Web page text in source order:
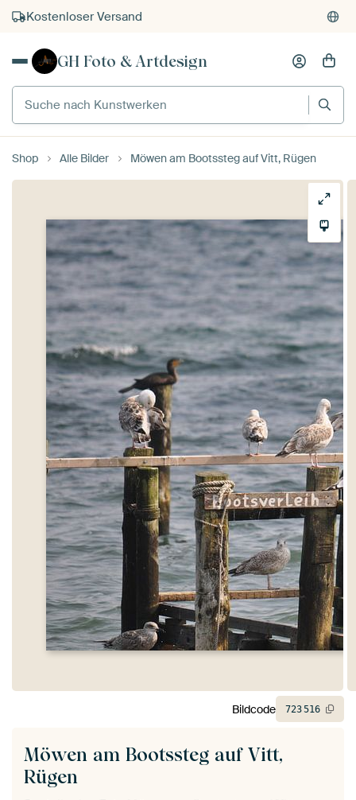
Kostenloser Versand
Kauf auf Rechnung
GH Foto & Artdesign
Suche nach Kunstwerken
Shop Alle Bilder Möwen am Bootssteg auf Vitt, Rügen
Möwen am Bootssteg auf Vitt,
Rügen
Bildcode 723516